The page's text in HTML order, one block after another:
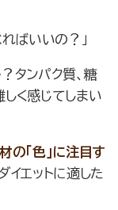
ばいいの？」
タンパク質、糖
く感じてしまい
の「色」に注目す
イエットに適した